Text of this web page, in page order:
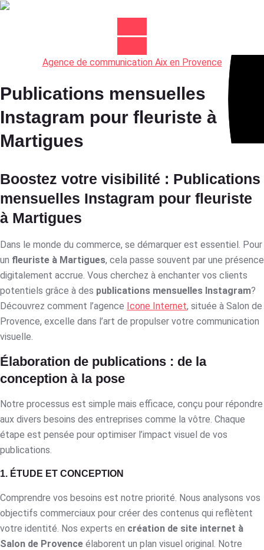
Agence de communication Aix en Provence
Publications mensuelles
Instagram pour fleuriste à
Martigues
Boostez votre visibilité : Publications
mensuelles Instagram pour fleuriste
à Martigues
Dans le monde du commerce, se démarquer est essentiel. Pour
un fleuriste à Martigues, cela passe souvent par une présence
digitalement accrue. Vous cherchez à enchanter vos clients
potentiels grâce à des publications mensuelles Instagram?
Découvrez comment l’agence Icone Internet, située à Salon de
Provence, excelle dans l’art de propulser votre communication
visuelle.
Élaboration de publications : de la
conception à la pose
Notre processus est simple mais efficace, conçu pour répondre
aux divers besoins des entreprises comme la vôtre. Chaque
étape est pensée pour optimiser l’impact visuel de vos
publications.
1. ÉTUDE ET CONCEPTION
Comprendre vos besoins est notre priorité. Nous analysons vos
objectifs commerciaux pour créer des contenus qui reflètent
votre identité. Nos experts en création de site internet à
Salon de Provence élaborent un plan visuel original. Notre